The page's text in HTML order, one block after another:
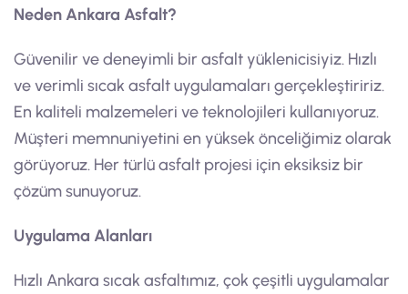
Neden Ankara Asfalt?
Güvenilir ve deneyimli bir asfalt yüklenicisiyiz. Hızlı
ve verimli sıcak asfalt uygulamaları gerçekleştiririz.
En kaliteli malzemeleri ve teknolojileri kullanıyoruz.
Müşteri memnuniyetini en yüksek önceliğimiz olarak
görüyoruz. Her türlü asfalt projesi için eksiksiz bir
çözüm sunuyoruz.
Uygulama Alanları
Hızlı Ankara sıcak asfaltımız, çok çeşitli uygulamalar